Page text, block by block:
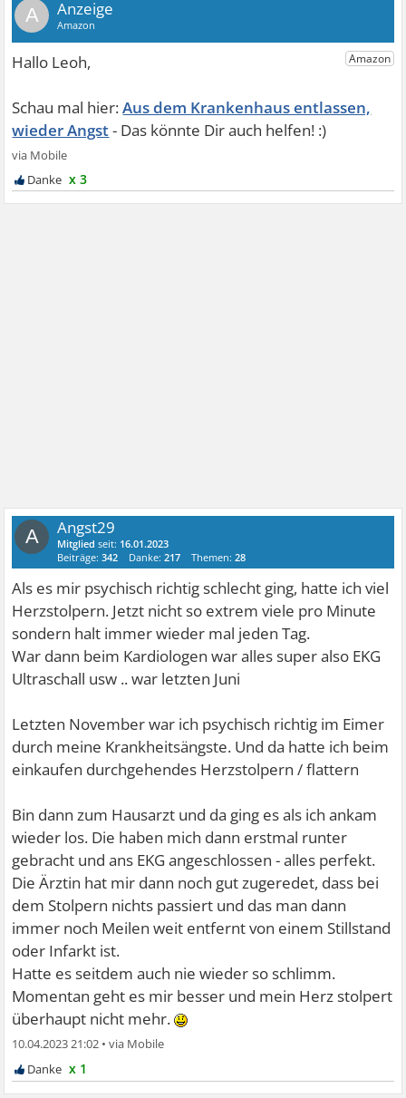
A
Aus dem Krankenhaus entlassen,
wieder Angst
x 3
A Angst29
Mitglied seit: 16.01.2023
Beiträge:342 Danke:217 Themen:28
Als es mir psychisch richtig schlecht ging, hatte ich viel
Herzstolpern. Jetzt nicht so extrem viele pro Minute
sondern halt immer wieder mal jeden Tag.
War dann beim Kardiologen war alles super also EKG
Ultraschall usw .. war letzten Juni
Letzten November war ich psychisch richtig im Eimer
durch meine Krankheitsängste. Und da hatte ich beim
einkaufen durchgehendes Herzstolpern / flattern
Bin dann zum Hausarzt und da ging es als ich ankam
wieder los. Die haben mich dann erstmal runter
gebracht und ans EKG angeschlossen - alles perfekt.
Die Ärztin hat mir dann noch gut zugeredet, dass bei
dem Stolpern nichts passiert und das man dann
immer noch Meilen weit entfernt von einem Stillstand
oder Infarkt ist.
Hatte es seitdem auch nie wieder so schlimm.
Momentan geht es mir besser und mein Herz stolpert
überhaupt nicht mehr.
10.04.2023 21:02 •
x 1